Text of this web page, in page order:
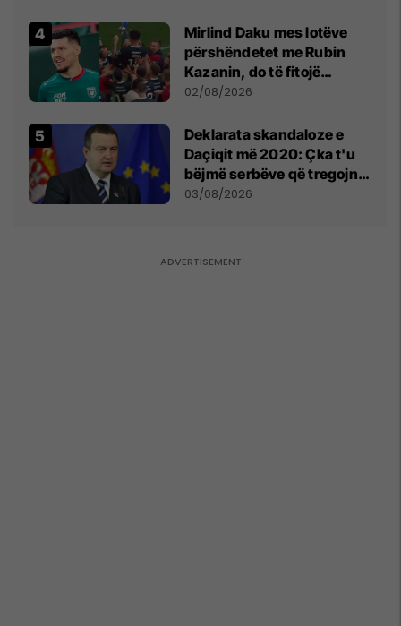
Mirlind Daku mes lotëve
përshëndetet me Rubin
Kazanin, do të fitojë
miliona te Spartak Moska
02/08/2026
​Deklarata skandaloze e
Daçiqit më 2020: Çka t'u
bëjmë serbëve që tregojnë
ku janë varrosur shqiptarët
03/08/2026